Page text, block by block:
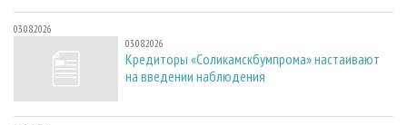
03.08.2026
03.08.2026
Кредиторы «Соликамскбумпрома» настаивают
на введении наблюдения